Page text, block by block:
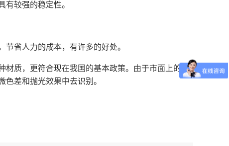
较强的稳定性。
省人力的成本，有许多的好处。
材质，更符合现在我国的基本政策。由于市面上的材
差和抛光效果中去识别。